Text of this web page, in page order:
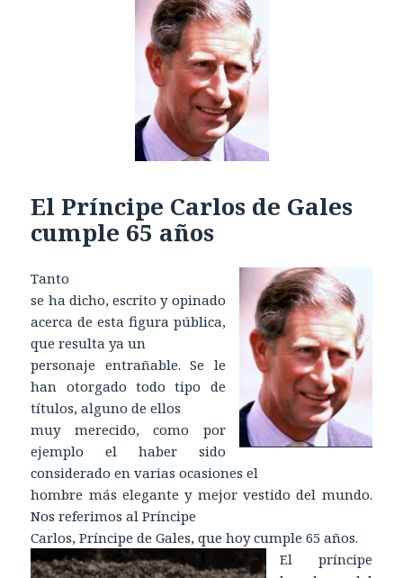
El Príncipe Carlos de Gales
cumple 65 años
Tanto
se ha dicho, escrito y opinado
acerca de esta figura pública,
que resulta ya un
personaje entrañable. Se le
han otorgado todo tipo de
títulos, alguno de ellos
muy merecido, como por
ejemplo el haber sido
considerado en varias ocasiones el
hombre más elegante y mejor vestido del mundo.
Nos referimos al Príncipe
Carlos, Príncipe de Gales, que hoy cumple 65 años.
El príncipe